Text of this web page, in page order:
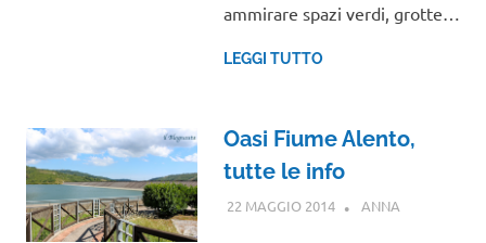
ammirare spazi verdi, grotte…
LEGGI TUTTO
Oasi Fiume Alento,
tutte le info
22 MAGGIO 2014 ANNA